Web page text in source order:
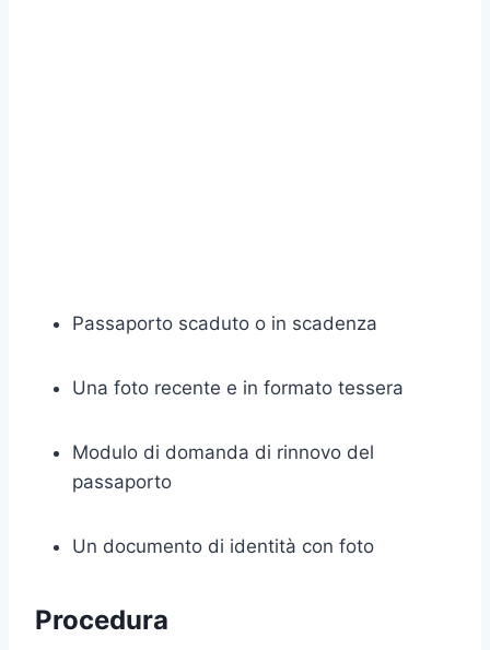
Passaporto scaduto o in scadenza
Una foto recente e in formato tessera
Modulo di domanda di rinnovo del
passaporto
Un documento di identità con foto
Procedura